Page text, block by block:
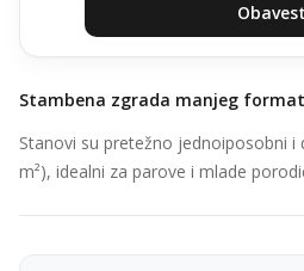
Stambena zgrada manjeg
Stanovi su pretežno jednoiposobni i
m²), idealni za parove i mlade